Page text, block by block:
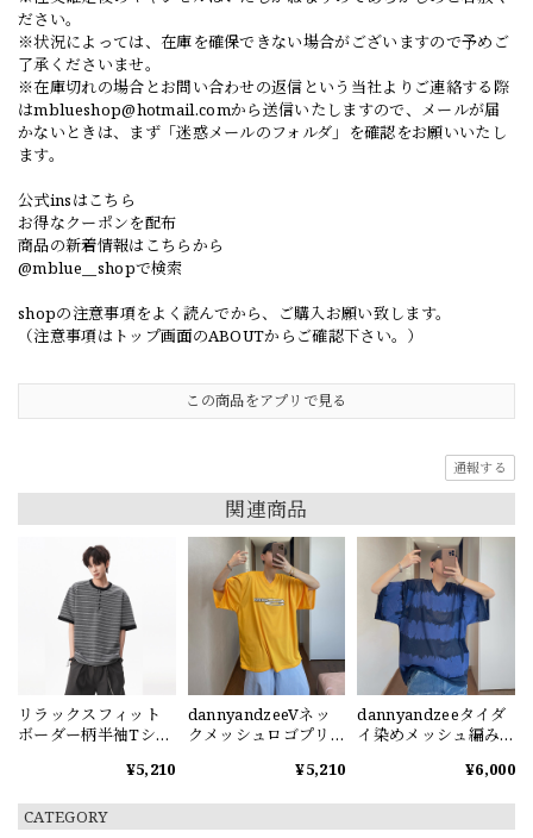
CATEGORY
ださい。
※状況によっては、在庫を確保できない場合がございますので予めご
了承くださいませ。
※在庫切れの場合とお問い合わせの返信という当社よりご連絡する際
はmblueshop@hotmail.comから送信いたしますので、メールが届
かないときは、まず「迷惑メールのフォルダ」を確認をお願いいたし
ます。
公式insはこちら
お得なクーポンを配布
商品の新着情報はこちらから
@mblue__shopで検索
shopの注意事項をよく読んでから、ご購入お願い致します。
（注意事項はトップ画面のABOUTからご確認下さい。）
この商品をアプリで見る
通報する
関連商品
リラックスフィット
ボーダー柄半袖Tシャ
¥5,210
dannyandzeeVネッ
クメッシュロゴプリ
¥5,210
dannyandzeeタイダ
イ染めメッシュ編みV
¥6,000